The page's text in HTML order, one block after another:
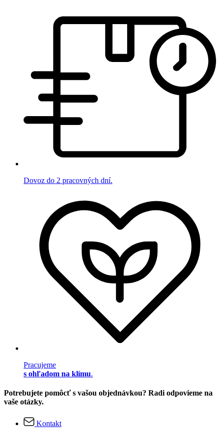
Dovoz do 2 pracovných dní.
Pracujeme
s ohľadom na klímu.
Potrebujete pomôcť s vašou objednávkou? Radi odpovieme na
vaše otázky.
Kontakt